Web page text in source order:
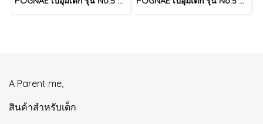
A Parent me,
สินค้าสำหรับเด็ก